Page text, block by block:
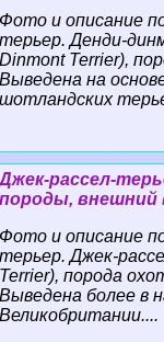
Фото и описание
терьер. Денди-
Dinmont Terrier),
Выведена на
шотландских
Джек-рассел-
породы, внешний
Фото и описание
терьер. Джек-
Terrier), порода
Выведена более в
Великобритании....